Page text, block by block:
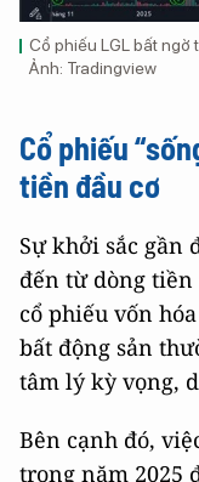
Cổ phiếu LGL bất ngờ
Ảnh: Tradingview
Cổ phiếu
tiền đầu cơ
Sự khởi sắc gần
đến từ dòng
cổ phiếu vốn
bất động sản
tâm lý kỳ vọng,
Bên cạnh đó,
trong năm 2025